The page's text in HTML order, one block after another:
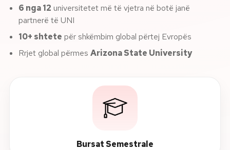
6 nga 12 universitetet më të vjetra në botë janë
partnerë të UNI
10+ shtete për shkëmbim global përtej Evropës
Rrjet global përmes Arizona State University
Bursat Semestrale